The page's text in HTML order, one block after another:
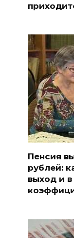
Пенсия
рублей:
выход и